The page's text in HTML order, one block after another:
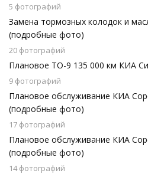
5 фотографий
Замена тормозных колодок и
(подробные фото)
20 фотографий
Плановое ТО-9 135 000 км КИА
9 фотографий
Плановое обслуживание КИА
(подробные фото)
17 фотографий
Плановое обслуживание КИА
(подробные фото)
14 фотографий